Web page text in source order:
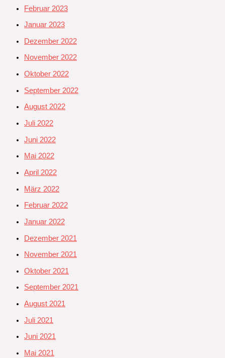
Februar 2023
Januar 2023
Dezember 2022
November 2022
Oktober 2022
September 2022
August 2022
Juli 2022
Juni 2022
Mai 2022
April 2022
März 2022
Februar 2022
Januar 2022
Dezember 2021
November 2021
Oktober 2021
September 2021
August 2021
Juli 2021
Juni 2021
Mai 2021